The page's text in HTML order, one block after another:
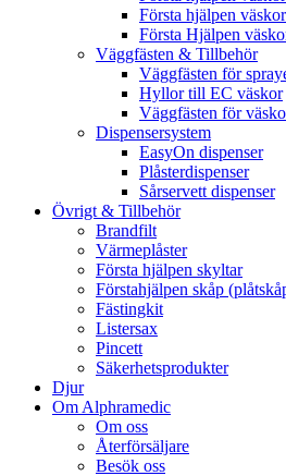
Första hjälpen
Första Hjälpen
Väggfästen & Tillbehör
Väggfästen för
Hyllor till EC väskor
Väggfästen för
Dispensersystem
EasyOn dispenser
Plåsterdispenser
Sårservett dispenser
Övrigt & Tillbehör
Brandfilt
Värmeplåster
Första hjälpen skyltar
Förstahjälpen skåp
Fästingkit
Listersax
Pincett
Säkerhetsprodukter
Djur
Om Alphramedic
Om oss
Återförsäljare
Besök oss